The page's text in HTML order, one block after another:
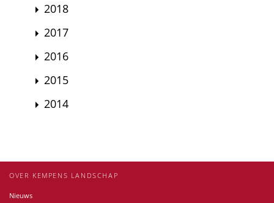
2018
2017
2016
2015
2014
OVER KEMPENS LANDSCHAP
Nieuws